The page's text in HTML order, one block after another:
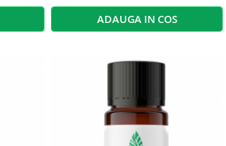
ADAUGA IN COS